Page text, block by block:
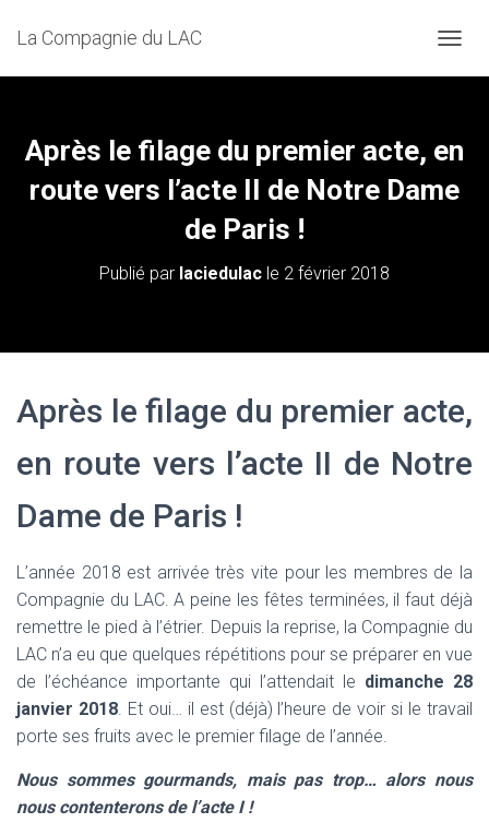
La Compagnie du LAC
É
E
L
O
Après le filage du premier acte, en
route vers l’acte II de Notre Dame
de Paris !
Publié par laciedulac le 2 février 2018
Après le filage du premier acte,
en route vers l’acte II de Notre
Dame de Paris !
L’année 2018 est arrivée très vite pour les membres de la
Compagnie du LAC. A peine les fêtes terminées, il faut déjà
remettre le pied à l’étrier. Depuis la reprise, la Compagnie du
LAC n’a eu que quelques répétitions pour se préparer en vue
de l’échéance importante qui l’attendait le dimanche 28
janvier 2018. Et oui… il est (déjà) l’heure de voir si le travail
porte ses fruits avec le premier filage de l’année.
Nous sommes gourmands, mais pas trop… alors nous
nous contenterons de l’acte I !